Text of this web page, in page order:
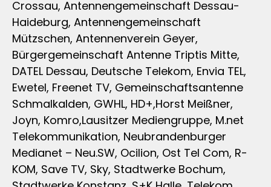
Crossau, Antennengemeinschaft Dessau-
Haideburg, Antennengemeinschaft
Mützschen, Antennenverein Geyer,
Bürgergemeinschaft Antenne Triptis Mitte,
DATEL Dessau, Deutsche Telekom, Envia TEL,
Ewetel, Freenet TV, Gemeinschaftsantenne
Schmalkalden, GWHL, HD+,Horst Meißner,
Joyn, Komro,Lausitzer Mediengruppe, M.net
Telekommunikation, Neubrandenburger
Medianet – Neu.SW, Ocilion, Ost Tel Com, R-
KOM, Save TV, Sky, Stadtwerke Bochum,